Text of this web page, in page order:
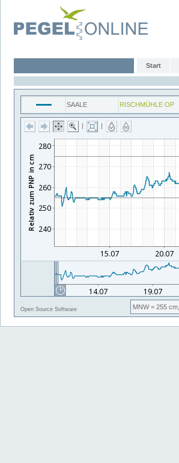
Start
SAALE RISCHMÜHLE OP
| |
Open Source Software MNW= 255 cm,